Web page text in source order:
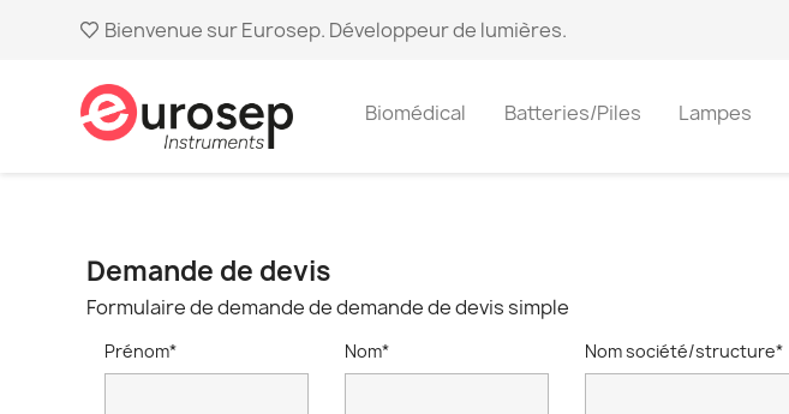
Bienvenue sur Eurosep. Développeur de lumières.
Biomédical Batteries/Piles Lampes
Demande de devis
Formulaire de demande de demande de devis simple
Prénom* Nom* Nom société/structure*